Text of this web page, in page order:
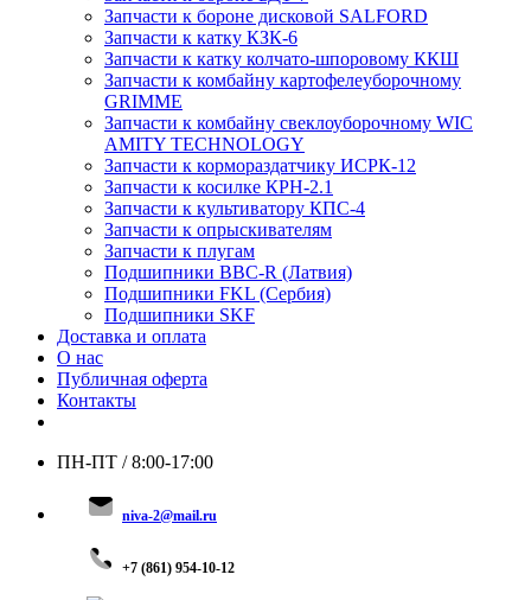
Запчасти к бороне дисковой SALFORD
Запчасти к катку КЗК-6
Запчасти к катку колчато-шпоровому ККШ
Запчасти к комбайну картофелеуборочному
GRIMME
Запчасти к комбайну свеклоуборочному WIC
AMITY TECHNOLOGY
Запчасти к кормораздатчику ИСРК-12
Запчасти к косилке КРН-2.1
Запчасти к культиватору КПС-4
Запчасти к опрыскивателям
Запчасти к плугам
Подшипники BBC-R (Латвия)
Подшипники FKL (Сербия)
Подшипники SKF
Доставка и оплата
О нас
Публичная оферта
Контакты
ПН-ПТ / 8:00-17:00
niva-2@mail.ru
+7 (861) 954-10-12